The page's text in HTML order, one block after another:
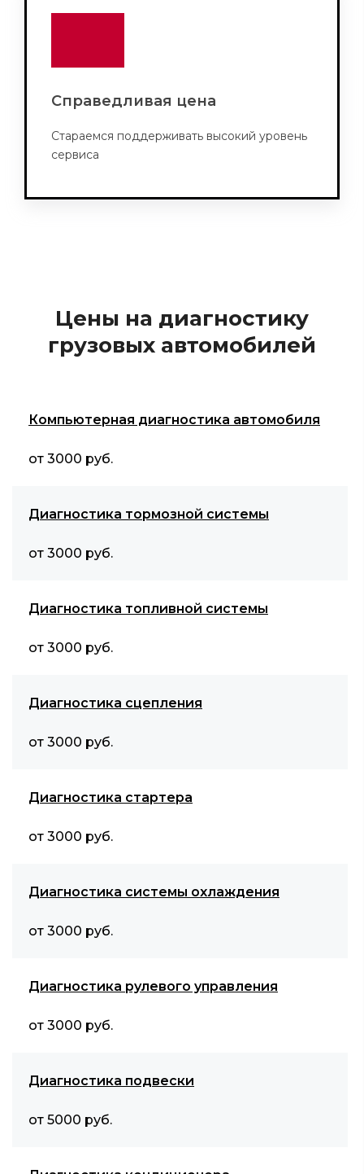
Справедливая цена
Стараемся поддерживать высокий уровень
сервиса
Цены на диагностику
грузовых автомобилей
Компьютерная диагностика автомобиля
от 3000 руб.
Диагностика тормозной системы
от 3000 руб.
Диагностика топливной системы
от 3000 руб.
Диагностика сцепления
от 3000 руб.
Диагностика стартера
от 3000 руб.
Диагностика системы охлаждения
от 3000 руб.
Диагностика рулевого управления
от 3000 руб.
Диагностика подвески
от 5000 руб.